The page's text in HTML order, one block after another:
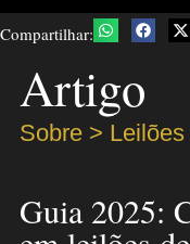
Compartilhar:
Artigo
Sobre > Leilões
Guia 2025: